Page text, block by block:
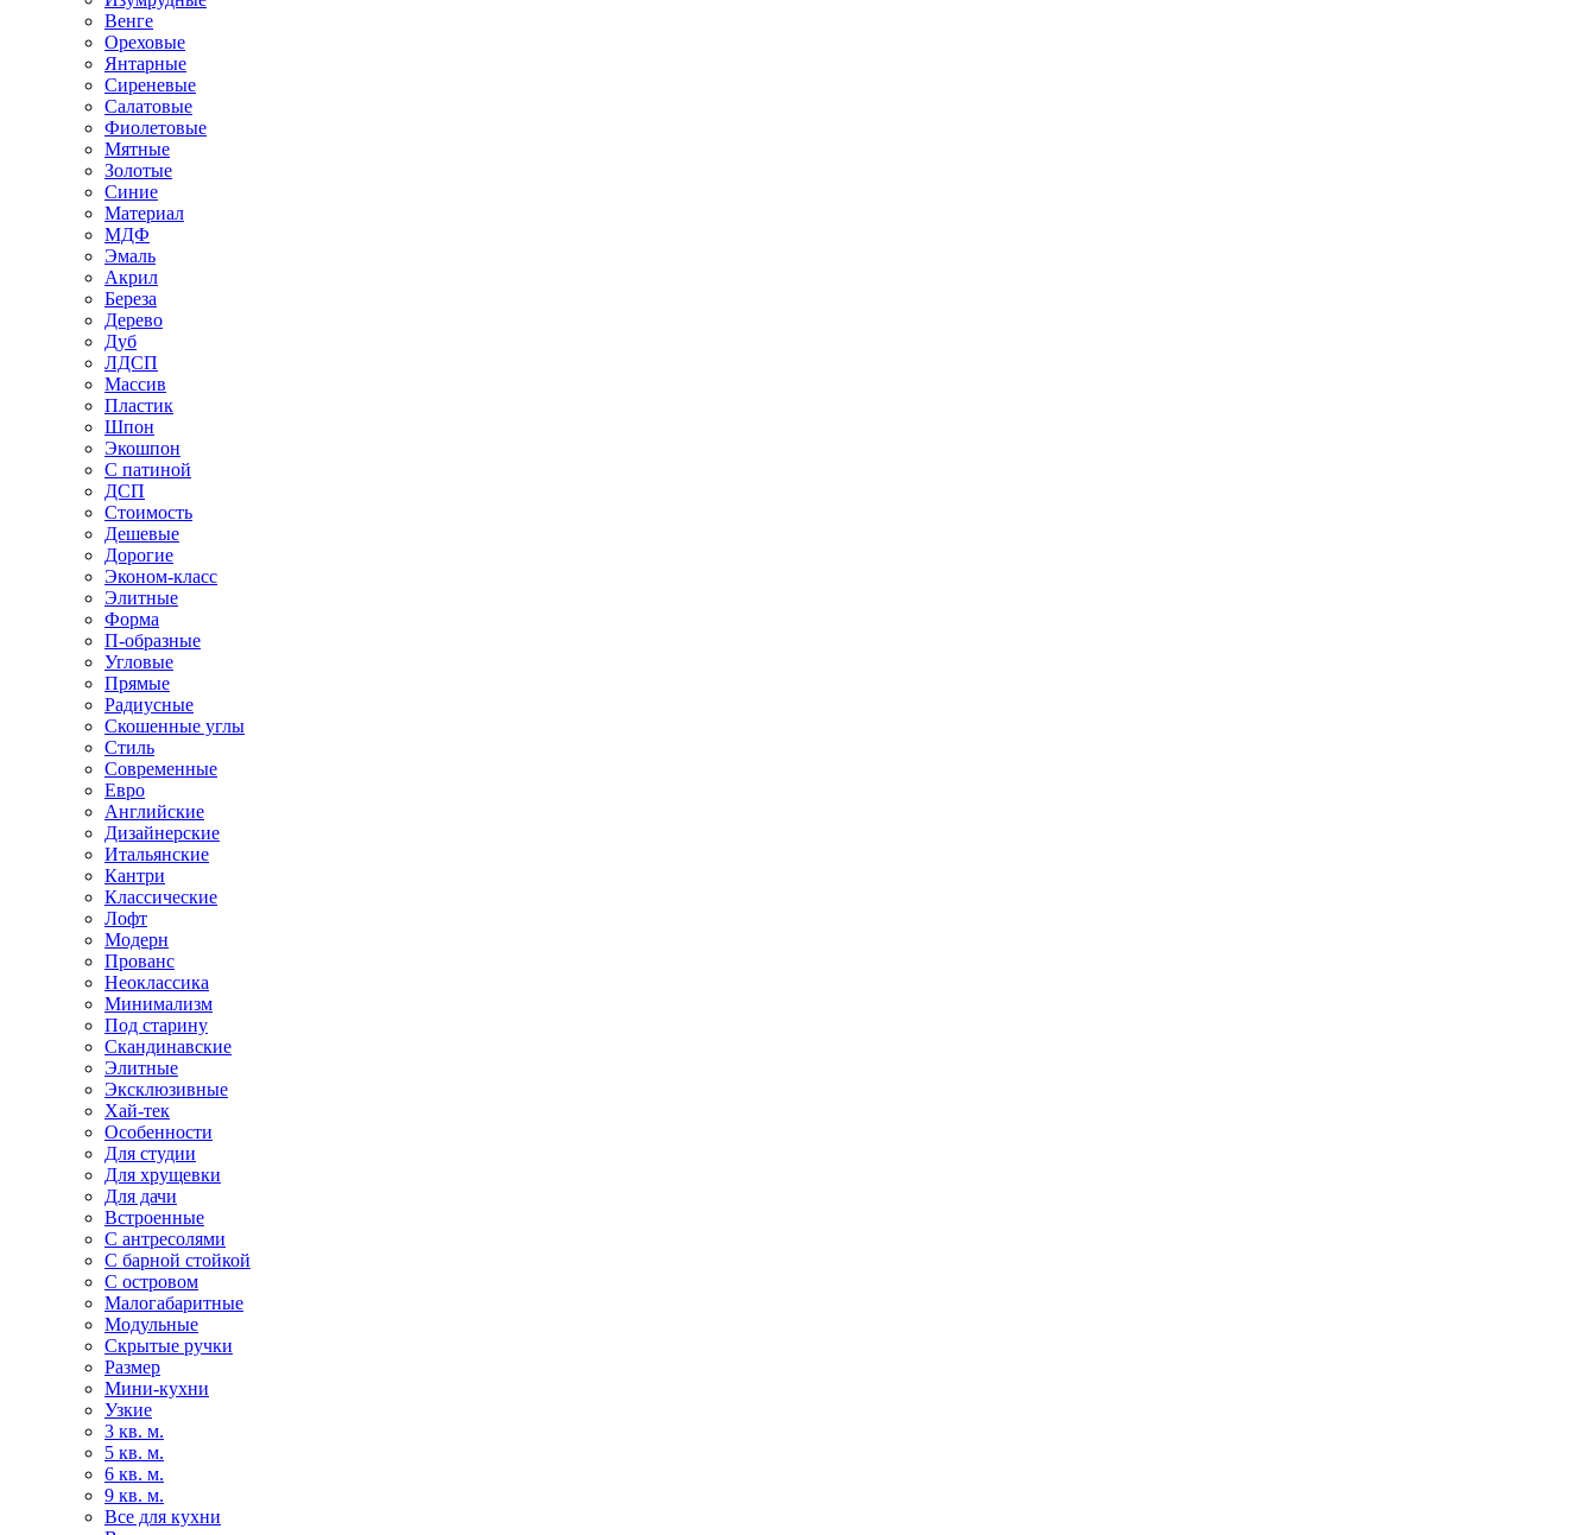
Венге
Ореховые
Янтарные
Сиреневые
Салатовые
Фиолетовые
Мятные
Золотые
Синие
Материал
МДФ
Эмаль
Акрил
Береза
Дерево
Дуб
ЛДСП
Массив
Пластик
Шпон
Экошпон
С патиной
ДСП
Стоимость
Дешевые
Дорогие
Эконом-класс
Элитные
Форма
П-образные
Угловые
Прямые
Радиусные
Скошенные углы
Стиль
Современные
Евро
Английские
Дизайнерские
Итальянские
Кантри
Классические
Лофт
Модерн
Прованс
Неоклассика
Минимализм
Под старину
Скандинавские
Элитные
Эксклюзивные
Хай-тек
Особенности
Для студии
Для хрущевки
Для дачи
Встроенные
С антресолями
С барной стойкой
С островом
Малогабаритные
Модульные
Скрытые ручки
Размер
Мини-кухни
Узкие
3 кв. м.
5 кв. м.
6 кв. м.
9 кв. м.
Все для кухни